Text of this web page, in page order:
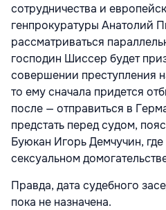
сотрудничества и
генпрокуратуры Анатолий
рассматриваться
господин Шиссер будет
совершении преступления
то ему сначала придется
после — отправиться в
предстать перед судом,
Буюкан Игорь Демчучин,
сексуальном
Правда, дата судебного
пока не назначена.